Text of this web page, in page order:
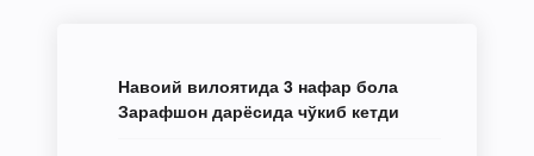
Навоий вилоятида 3 нафар бола
Зарафшон дарёсида чўкиб кетди